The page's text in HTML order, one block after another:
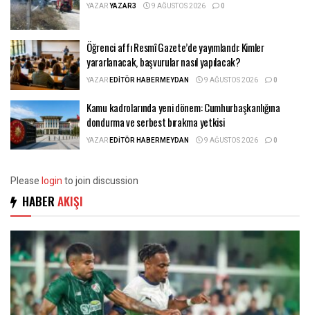
YAZARYAZAR3 9 AĞUSTOS 2026 0
Öğrenci affı Resmî Gazete’de yayımlandı: Kimler
yararlanacak, başvurular nasıl yapılacak?
YAZAREDITÖR HABERMEYDAN 9 AĞUSTOS 2026 0
Kamu kadrolarında yeni dönem: Cumhurbaşkanlığına
dondurma ve serbest bırakma yetkisi
YAZAREDITÖR HABERMEYDAN 9 AĞUSTOS 2026 0
Pleaseloginto join discussion
HABER AKIŞI